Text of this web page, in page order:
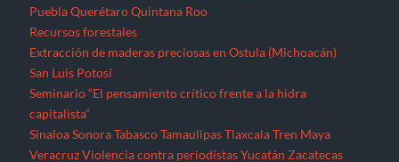
Puebla Querétaro Quintana Roo
Recursos forestales
Extracción de maderas preciosas en Ostula (Michoacán)
San Luis Potosí
Seminario “El pensamiento crítico frente a la hidra
capitalista”
Sinaloa Sonora Tabasco Tamaulipas Tlaxcala Tren Maya
Veracruz Violencia contra periodistas Yucatán Zacatecas